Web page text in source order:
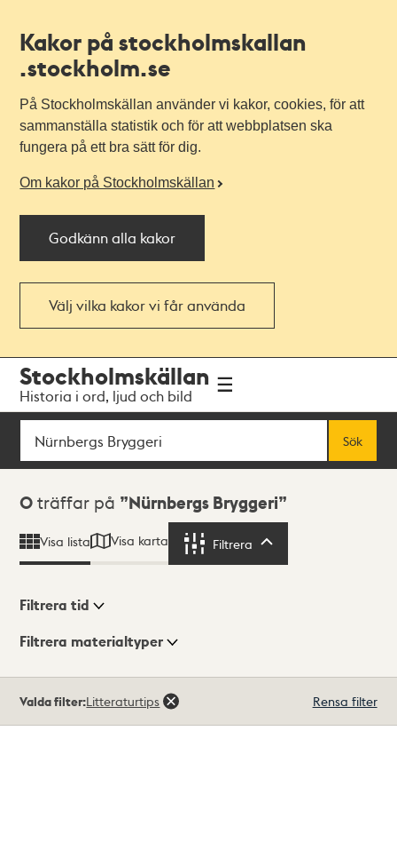
Kakor på stockholmskallan
.stockholm.se
På Stockholmskällan använder vi kakor, cookies, för att
sammanställa statistik och för att webbplatsen ska
fungera på ett bra sätt för dig.
Om kakor på Stockholmskällan
Godkänn alla kakor
Välj vilka kakor vi får använda
navigationen
huvudinnehållet
Stockholmskällan
Historia i ord, ljud och bild
Sök
Sök
Sökresultat
0 träffar på Nürnbergs Bryggeri
Visa lista Visa karta Filtrera
Visningsläge
Filtrera tid
Filtrera materialtyper
träffar
Valda filter:Litteraturtips Rensa filter